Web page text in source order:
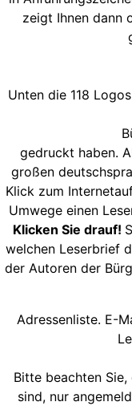
zeigt Ihnen dann
Unten die 118
gedruckt haben.
großen
Klick zum
Umwege einen
Klicken Sie drauf!
welchen Leserbrief
der Autoren der
Adressenliste. E-
Bitte beachten
sind, nur